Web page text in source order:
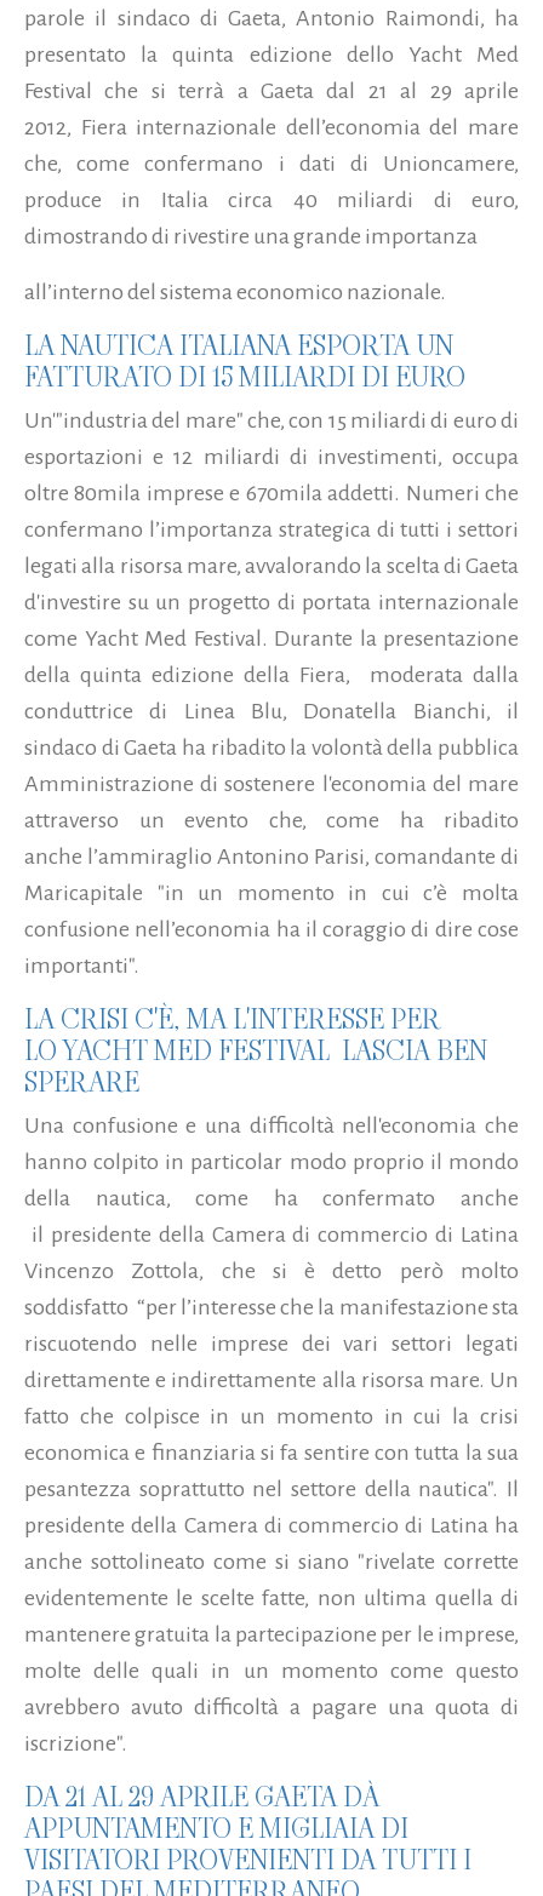
parole il sindaco di Gaeta, Antonio Raimondi, ha
presentato la quinta edizione dello Yacht Med
Festival che si terrà a Gaeta dal 21 al 29 aprile
2012, Fiera internazionale dell’economia del mare
che, come confermano i dati di Unioncamere,
produce in Italia circa 40 miliardi di euro,
dimostrando di rivestire una grande importanza
all’interno del sistema economico nazionale.
LA NAUTICA ITALIANA ESPORTA UN
FATTURATO DI 15 MILIARDI DI EURO
Un'"industria del mare" che, con 15 miliardi di euro di
esportazioni e 12 miliardi di investimenti, occupa
oltre 80mila imprese e 670mila addetti. Numeri che
confermano l’importanza strategica di tutti i settori
legati alla risorsa mare, avvalorando la scelta di Gaeta
d'investire su un progetto di portata internazionale
come Yacht Med Festival. Durante la presentazione
della quinta edizione della Fiera, moderata dalla
conduttrice di Linea Blu, Donatella Bianchi, il
sindaco di Gaeta ha ribadito la volontà della pubblica
Amministrazione di sostenere l'economia del mare
attraverso un evento che, come ha ribadito
anche l’ammiraglio Antonino Parisi, comandante di
Maricapitale "in un momento in cui c’è molta
confusione nell’economia ha il coraggio di dire cose
importanti".
LA CRISI C'È, MA L'INTERESSE PER
LO YACHT MED FESTIVAL LASCIA BEN
SPERARE
Una confusione e una difficoltà nell'economia che
hanno colpito in particolar modo proprio il mondo
della nautica, come ha confermato anche
il presidente della Camera di commercio di Latina
Vincenzo Zottola, che si è detto però molto
soddisfatto “per l’interesse che la manifestazione sta
riscuotendo nelle imprese dei vari settori legati
direttamente e indirettamente alla risorsa mare. Un
fatto che colpisce in un momento in cui la crisi
economica e finanziaria si fa sentire con tutta la sua
pesantezza soprattutto nel settore della nautica". Il
presidente della Camera di commercio di Latina ha
anche sottolineato come si siano "rivelate corrette
evidentemente le scelte fatte, non ultima quella di
mantenere gratuita la partecipazione per le imprese,
molte delle quali in un momento come questo
avrebbero avuto difficoltà a pagare una quota di
iscrizione".
DA 21 AL 29 APRILE GAETA DÀ
APPUNTAMENTO E MIGLIAIA DI
VISITATORI PROVENIENTI DA TUTTI I